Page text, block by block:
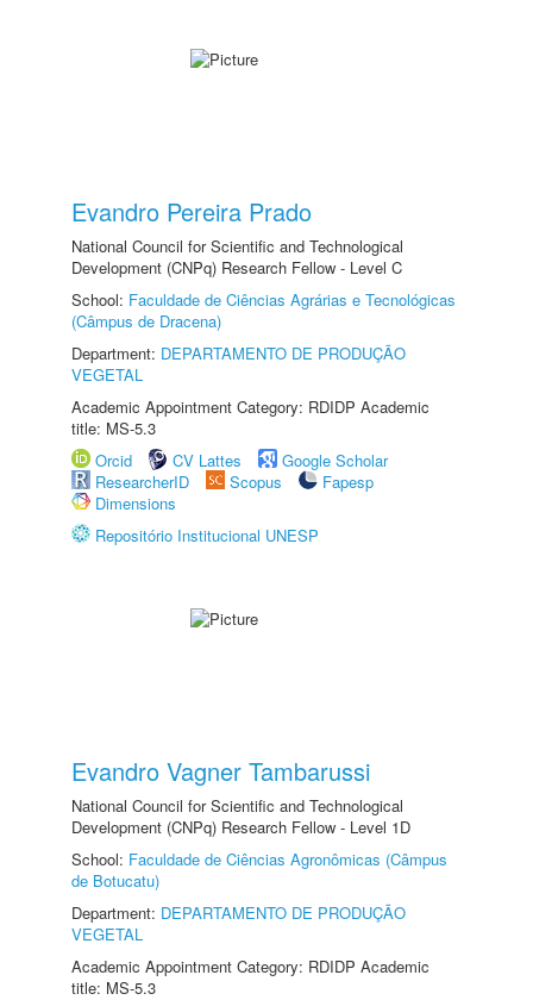
Evandro Pereira Prado
National Council for Scientific and Technological
Development (CNPq) Research Fellow - Level C
School: Faculdade de Ciências Agrárias e Tecnológicas
(Câmpus de Dracena)
Department: DEPARTAMENTO DE PRODUÇÃO
VEGETAL
Academic Appointment Category: RDIDP Academic
title: MS-5.3
Orcid
CV Lattes
Google Scholar
ResearcherID
Scopus
Fapesp
Dimensions
Repositório Institucional UNESP
Evandro Vagner Tambarussi
National Council for Scientific and Technological
Development (CNPq) Research Fellow - Level 1D
School: Faculdade de Ciências Agronômicas (Câmpus
de Botucatu)
Department: DEPARTAMENTO DE PRODUÇÃO
VEGETAL
Academic Appointment Category: RDIDP Academic
title: MS-5.3